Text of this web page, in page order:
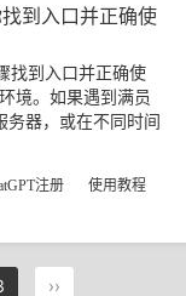
到入口并正确使
找到入口并正确使
境。如果遇到满员
务器，或在不同时间
注册
使用教程
››